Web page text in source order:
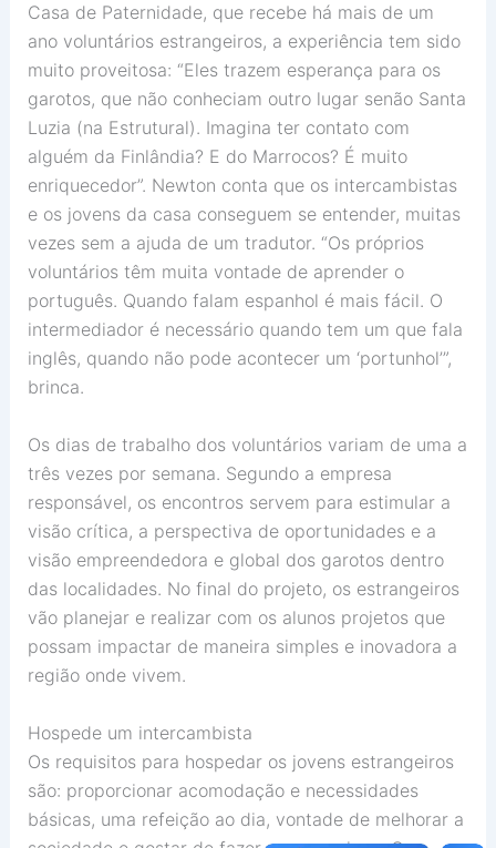
Casa de Paternidade, que recebe há mais de um
ano voluntários estrangeiros, a experiência tem sido
muito proveitosa: “Eles trazem esperança para os
garotos, que não conheciam outro lugar senão Santa
Luzia (na Estrutural). Imagina ter contato com
alguém da Finlândia? E do Marrocos? É muito
enriquecedor”. Newton conta que os intercambistas
e os jovens da casa conseguem se entender, muitas
vezes sem a ajuda de um tradutor. “Os próprios
voluntários têm muita vontade de aprender o
português. Quando falam espanhol é mais fácil. O
intermediador é necessário quando tem um que fala
inglês, quando não pode acontecer um ‘portunhol’”,
brinca.
Os dias de trabalho dos voluntários variam de uma a
três vezes por semana. Segundo a empresa
responsável, os encontros servem para estimular a
visão crítica, a perspectiva de oportunidades e a
visão empreendedora e global dos garotos dentro
das localidades. No final do projeto, os estrangeiros
vão planejar e realizar com os alunos projetos que
possam impactar de maneira simples e inovadora a
região onde vivem.
Hospede um intercambista
Os requisitos para hospedar os jovens estrangeiros
são: proporcionar acomodação e necessidades
básicas, uma refeição ao dia, vontade de melhorar a